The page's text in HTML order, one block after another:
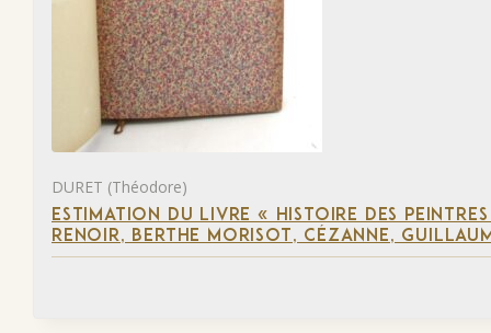
DURET (Théodore)
ESTIMATION DU LIVRE « HISTOIRE DES
RENOIR, BERTHE MORISOT, CÉZANNE,